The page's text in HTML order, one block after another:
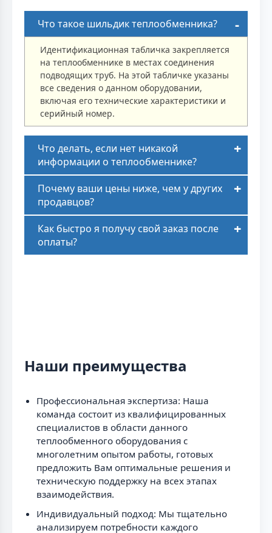
Что такое шильдик теплообменника?
Идентификационная табличка закрепляется
на теплообменнике в местах соединения
подводящих труб. На этой табличке указаны
все сведения о данном оборудовании,
включая его технические характеристики и
серийный номер.
Что делать, если нет никакой
информации о теплообменнике?
Почему ваши цены ниже, чем у других
продавцов?
Как быстро я получу свой заказ после
оплаты?
Наши преимущества
Профессиональная экспертиза: Наша
команда состоит из квалифицированных
специалистов в области данного
теплообменного оборудования с
многолетним опытом работы, готовых
предложить Вам оптимальные решения и
техническую поддержку на всех этапах
взаимодействия.
Индивидуальный подход: Мы тщательно
анализируем потребности каждого